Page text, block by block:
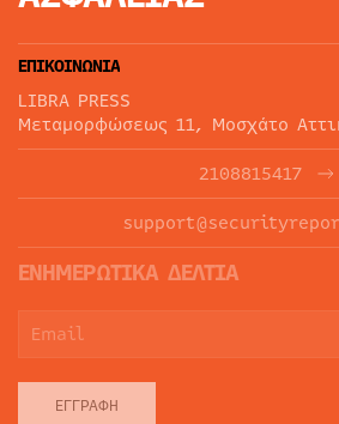
ΕΠΙΚΟΙΝΩΝΙΑ
LIBRA PRESS
Μεταμορφώσεως 11, Μοσχάτο
2108815417
ΕΝΗΜΕΡΩΤΙΚΑ ΔΕΛΤΙΑ
ΕΓΓΡΑΦΉ